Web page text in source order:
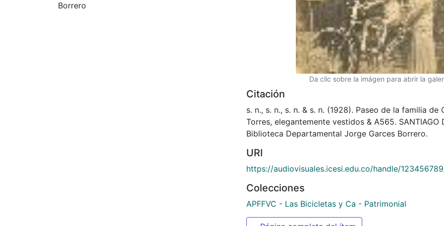
Borrero
Da clic sobre la imágen para abrir la
Citación
s. n., s. n., s. n. & s. n. (1928). Paseo de la familia de
Torres, elegantemente vestidos & A565. SANTIAGO
Biblioteca Departamental Jorge Garces Borrero.
URI
https://audiovisuales.icesi.edu.co/handle/
Colecciones
APFFVC - Las Bicicletas y Ca - Patrimonial